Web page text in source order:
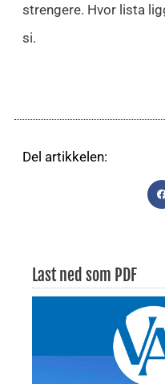
strengere. Hvor lista
si.
Del artikkelen:
Last ned som PDF